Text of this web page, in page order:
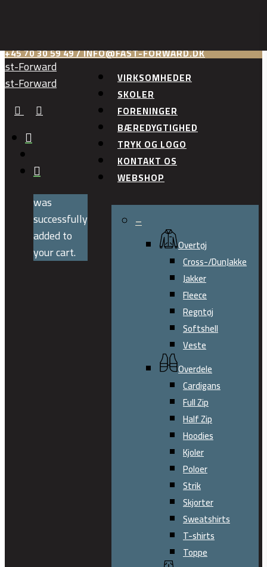
main
content
+45 70 30 59 49 / INFO@FAST-FORWARD.DK
FACEBOOK
LINKEDIN
was
successfully
added to
your cart.
VIRKSOMHEDER
SKOLER
FORENINGER
BÆREDYGTIGHED
TRYK OG LOGO
KONTAKT OS
WEBSHOP
–
Overtøj
Cross-/DunJakke
Jakker
Fleece
Regntøj
Softshell
Veste
Overdele
Cardigans
Full Zip
Half Zip
Hoodies
Kjoler
Poloer
Strik
Skjorter
Sweatshirts
T-shirts
Toppe